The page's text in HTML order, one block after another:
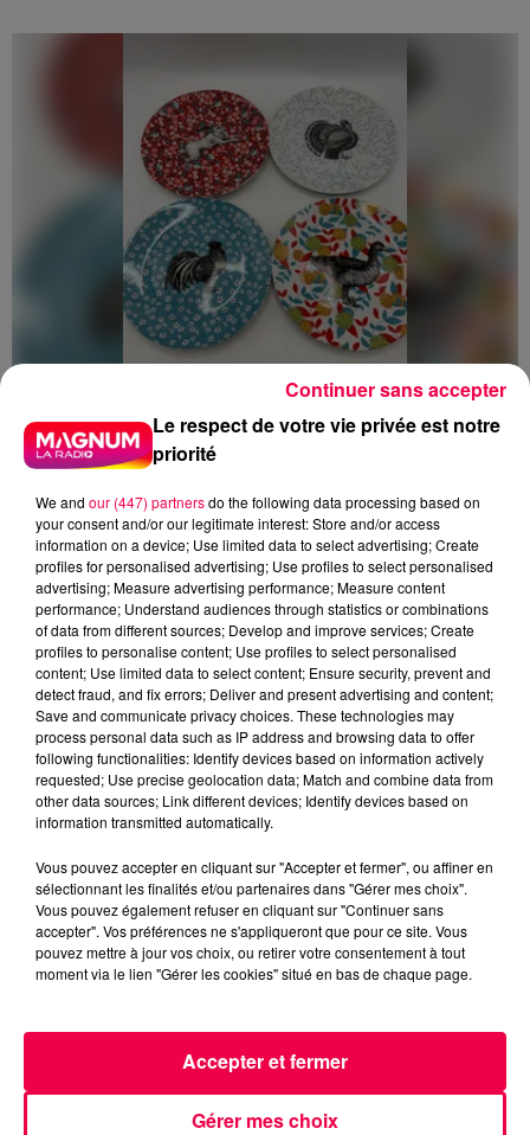
5 août 2026
Des assiettes Linvosges rappelées pour
Du plomb a été détecté dans deux assiettes en
céramique vendues entre 2020 et 2022 par Linvosges.
3 août 2026
PRÉVIFEUX : "il faut avoir une culture du risque"
dans les Vosges
Le respect de votre vie privée est notre
priorité
We and our (447) partnersdo the following data processing based on
your consent and/or our legitimate interest: Store and/or access
information on a device; Use limited data to select advertising; Create
profiles for personalised advertising; Use profiles to select personalised
advertising; Measure advertising performance; Measure content
performance; Understand audiences through statistics or combinations
of data from different sources; Develop and improve services; Create
profiles to personalise content; Use profiles to select personalised
content; Use limited data to select content; Ensure security, prevent and
detect fraud, and fix errors; Deliver and present advertising and content;
Save and communicate privacy choices. These technologies may
process personal data such as IP address and browsing data to offer
following functionalities: Identify devices based on information actively
requested; Use precise geolocation data; Match and combine data from
other data sources; Link different devices; Identify devices based on
information transmitted automatically.
Vous pouvez accepter en cliquant sur "Accepter et fermer", ou affiner en
sélectionnant les finalités et/ou partenaires dans "Gérer mes choix".
Vous pouvez également refuser en cliquant sur "Continuer sans
accepter". Vos préférences ne s'appliqueront que pour ce site. Vous
pouvez mettre à jour vos choix, ou retirer votre consentement à tout
moment via le lien "Gérer les cookies" situé en bas de chaque page.
Gérer mes choix
Accepter et fermer
Continuer sans accepter